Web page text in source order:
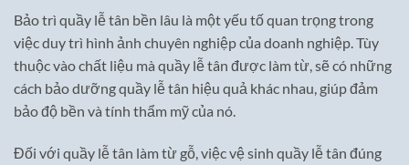
Bảo trì quầy lễ tân bền lâu là một yếu tố quan trọng trong
việc duy trì hình ảnh chuyên nghiệp của doanh nghiệp. Tùy
thuộc vào chất liệu mà quầy lễ tân được làm từ, sẽ có những
cách bảo dưỡng quầy lễ tân hiệu quả khác nhau, giúp đảm
bảo độ bền và tính thẩm mỹ của nó.
Đối với quầy lễ tân làm từ gỗ, việc vệ sinh quầy lễ tân đúng